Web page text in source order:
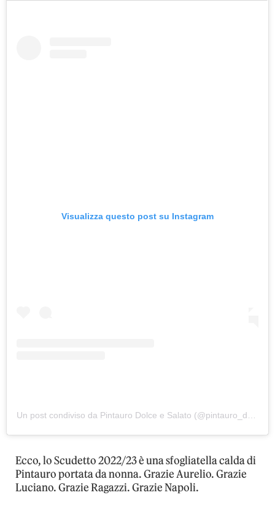
Visualizza questo post su Instagram
Ecco, lo Scudetto 2022/23 è una sfogliatella calda di
Pintauro portata da nonna. Grazie Aurelio. Grazie
Luciano. Grazie Ragazzi. Grazie Napoli.